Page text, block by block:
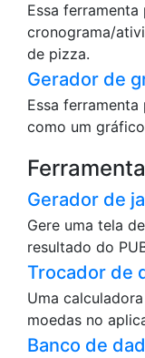
Essa
cronograma/
de pizza.
Gerador de
Essa
como um
Gerador de
Gere uma tela
resultado do
Trocador de
Uma
moedas no
Banco de